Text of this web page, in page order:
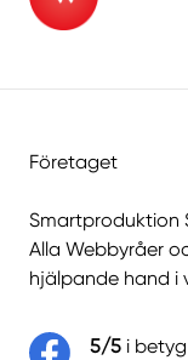
Företaget
Smartproduktion
Alla Webbyråer
hjälpande hand i
5/5 i betyg